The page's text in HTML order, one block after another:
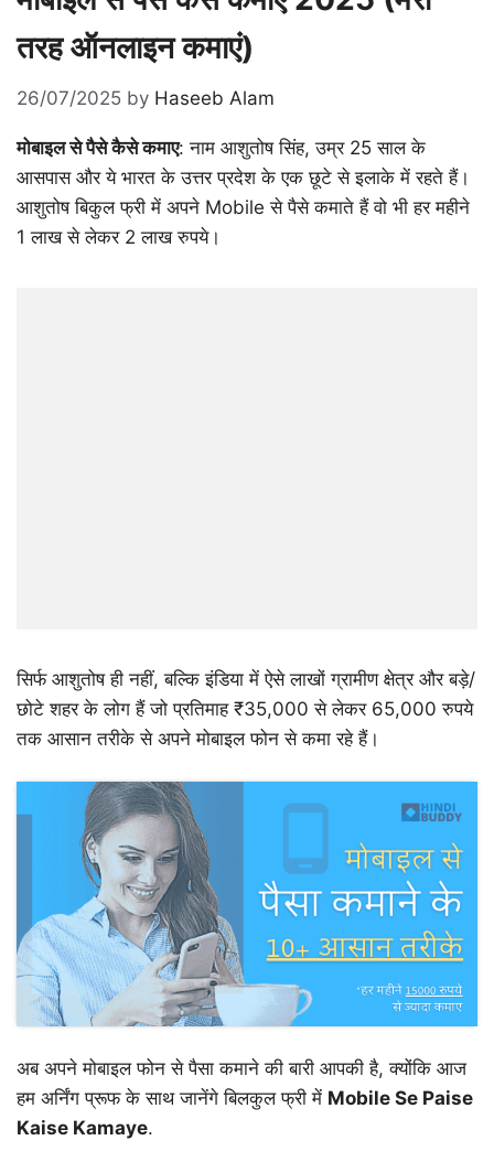
तरह ऑनलाइन कमाएं)
26/07/2025 by Haseeb Alam
मोबाइल से पैसे कैसे कमाए: नाम आशुतोष सिंह, उम्र 25 साल के
आसपास और ये भारत के उत्तर प्रदेश के एक छूटे से इलाके में रहते हैं।
आशुतोष बिकुल फ्री में अपने Mobile से पैसे कमाते हैं वो भी हर महीने
1 लाख से लेकर 2 लाख रुपये।
सिर्फ आशुतोष ही नहीं, बल्कि इंडिया में ऐसे लाखों ग्रामीण क्षेत्र और बड़े/
छोटे शहर के लोग हैं जो प्रतिमाह ₹35,000 से लेकर 65,000 रुपये
तक आसान तरीके से अपने मोबाइल फोन से कमा रहे हैं।
अब अपने मोबाइल फोन से पैसा कमाने की बारी आपकी है, क्योंकि आज
हम अर्निंग प्रूफ के साथ जानेंगे बिलकुल फ्री में Mobile Se Paise
Kaise Kamaye.